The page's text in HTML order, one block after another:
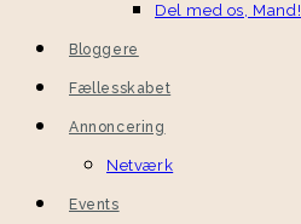
Del med os, Mand!
Bloggere
Fællesskabet
Annoncering
Netværk
Events